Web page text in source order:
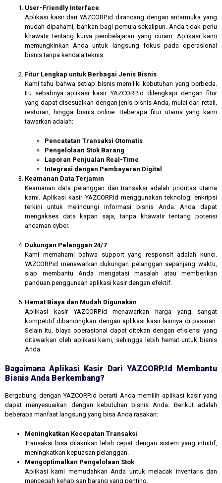
User-Friendly Interface
Aplikasi kasir dari YAZCORP.id dirancang dengan antarmuka yang
mudah dipahami, bahkan bagi pemula sekalipun. Anda tidak perlu
khawatir tentang kurva pembelajaran yang curam. Aplikasi kami
memungkinkan Anda untuk langsung fokus pada operasional
bisnis tanpa kendala teknis.
Fitur Lengkap untuk Berbagai Jenis Bisnis
Kami tahu bahwa setiap bisnis memiliki kebutuhan yang berbeda.
Itu sebabnya aplikasi kasir YAZCORP.id dilengkapi dengan fitur
yang dapat disesuaikan dengan jenis bisnis Anda, mulai dari retail,
restoran, hingga bisnis online. Beberapa fitur utama yang kami
tawarkan adalah:
Pencatatan Transaksi Otomatis
Pengelolaan Stok Barang
Laporan Penjualan Real-Time
Integrasi dengan Pembayaran Digital
Keamanan Data Terjamin
Keamanan data pelanggan dan transaksi adalah prioritas utama
kami. Aplikasi kasir YAZCORP.id menggunakan teknologi enkripsi
terkini untuk melindungi informasi bisnis Anda. Anda dapat
mengakses data kapan saja, tanpa khawatir tentang potensi
ancaman cyber.
Dukungan Pelanggan 24/7
Kami memahami bahwa support yang responsif adalah kunci.
YAZCORP.id menawarkan dukungan pelanggan sepanjang waktu,
siap membantu Anda mengatasi masalah atau memberikan
panduan penggunaan aplikasi kasir dengan efektif.
Hemat Biaya dan Mudah Digunakan
Aplikasi kasir YAZCORP.id menawarkan harga yang sangat
kompetitif dibandingkan dengan aplikasi kasir lainnya di pasaran.
Selain itu, biaya operasional dapat ditekan dengan efisiensi yang
ditawarkan oleh aplikasi kami, sehingga lebih hemat untuk bisnis
Anda.
Bagaimana Aplikasi Kasir Dari YAZCORP.id Membantu
Bisnis Anda Berkembang?
Bergabung dengan YAZCORP.id berarti Anda memilih aplikasi kasir yang
dapat menyesuaikan dengan kebutuhan bisnis Anda. Berikut adalah
beberapa manfaat langsung yang bisa Anda rasakan:
Meningkatkan Kecepatan Transaksi
Transaksi bisa dilakukan lebih cepat dengan sistem yang intuitif,
meningkatkan kepuasan pelanggan.
Mengoptimalkan Pengelolaan Stok
Aplikasi kami memudahkan Anda untuk melacak inventaris dan
mencegah kehabisan barang yang penting.